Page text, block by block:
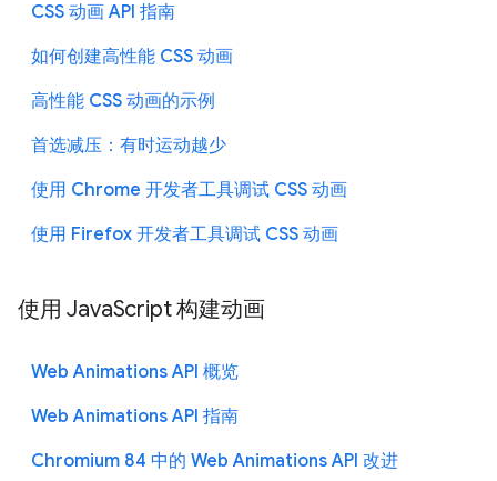
CSS 动画 API 指南
如何创建高性能 CSS 动画
高性能 CSS 动画的示例
首选减压：有时运动越少
使用 Chrome 开发者工具调试 CSS 动画
使用 Firefox 开发者工具调试 CSS 动画
使用 JavaScript 构建动画
Web Animations API 概览
Web Animations API 指南
Chromium 84 中的 Web Animations API 改进